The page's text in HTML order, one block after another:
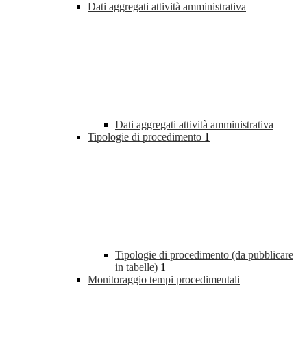
Dati aggregati attività amministrativa
Dati aggregati attività amministrativa
Tipologie di procedimento 1
Tipologie di procedimento (da pubblicare
in tabelle) 1
Monitoraggio tempi procedimentali